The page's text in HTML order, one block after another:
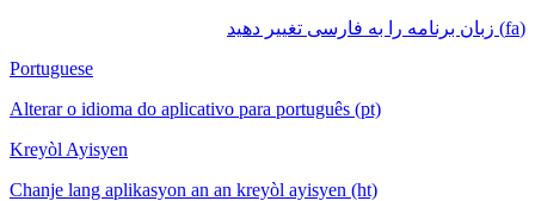
(fa) زبان برنامه را به فارسی تغییر دهید
Portuguese
Alterar o idioma do aplicativo para português (pt)
Kreyòl Ayisyen
Chanje lang aplikasyon an an kreyòl ayisyen (ht)